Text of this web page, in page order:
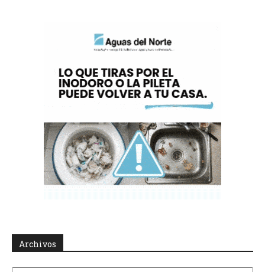
Archivos
Archivos